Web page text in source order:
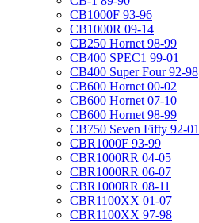
CB1000F 93-96
CB1000R 09-14
CB250 Hornet 98-99
CB400 SPEC1 99-01
CB400 Super Four 92-98
CB600 Hornet 00-02
CB600 Hornet 07-10
CB600 Hornet 98-99
CB750 Seven Fifty 92-01
CBR1000F 93-99
CBR1000RR 04-05
CBR1000RR 06-07
CBR1000RR 08-11
CBR1100XX 01-07
CBR1100XX 97-98